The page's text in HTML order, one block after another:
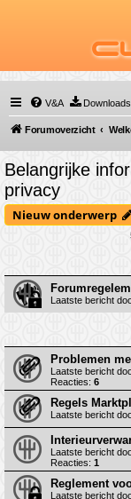
V&A Downloads
Forumoverzicht
Belangrijke
privacy
Nieuw onderwerp
Laatste bericht
Problemen
Laatste bericht
Reacties: 6
Regels
Laatste bericht
Laatste bericht
Reacties: 1
Reglement
Laatste bericht